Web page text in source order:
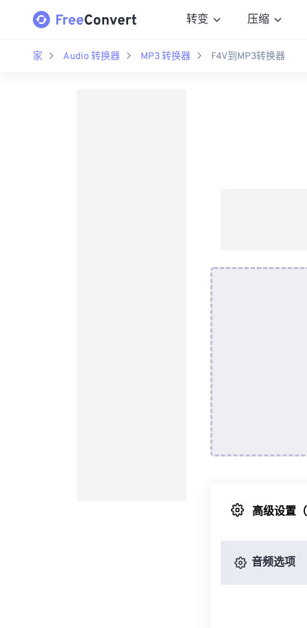
转变 压缩
家 Audio 转换器 MP3 转换器 F4V到MP3转换器
高级设置
音频选项